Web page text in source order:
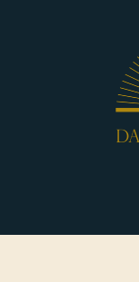
Die